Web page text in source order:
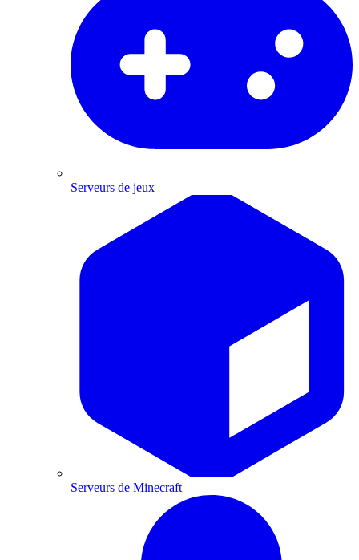
Serveurs de jeux
Serveurs de Minecraft